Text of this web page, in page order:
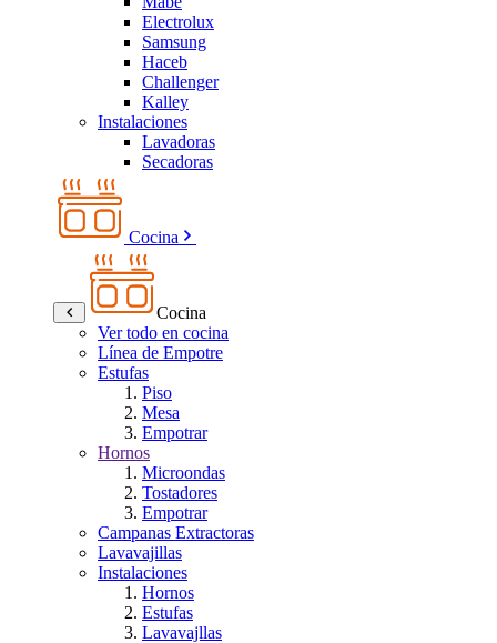
Electrolux
Samsung
Haceb
Challenger
Kalley
Instalaciones
Lavadoras
Secadoras
Cocina
Cocina
Ver todo en cocina
Línea de Empotre
Estufas
Piso
Mesa
Empotrar
Hornos
Microondas
Tostadores
Empotrar
Campanas Extractoras
Lavavajillas
Instalaciones
Hornos
Estufas
Lavavajllas